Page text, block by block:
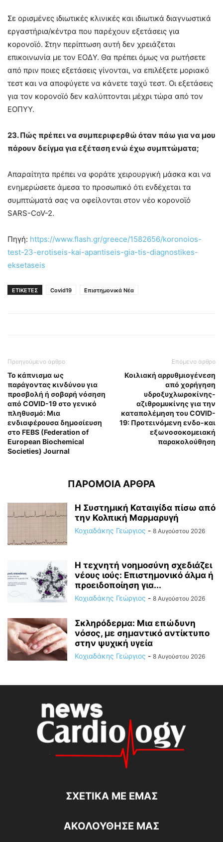
Σε ορισμένες ιδιωτικές κλινικές και ιδιωτικά διαγνωστικά
εργαστήρια/κέντρα που παρέχουν εξετάσεις για
κορονοϊό. Στην περίπτωση αυτή δεν χρειάζεται
επικοινωνία με τον ΕΟΔΥ. Θα πρέπει όμως να ρωτήσετε
από πριν ποιες εξετάσεις γίνονται, να επιλέξετε μοριακό
τεστ και να αποφύγετε να κάνετε ταχύ τεστ. Οι εξετάσεις
για τον κορονοϊό δεν καλύπτονται μέχρι τώρα από τον
ΕΟΠΥΥ.
23. Πώς πρέπει να συμπεριφερθώ όταν πάω για να μου
πάρουν δείγμα για εξέταση ενώ έχω συμπτώματα;
Απαραίτητα πρέπει να φοράτε χειρουργική μάσκα και να
ενημερώσετε άμεσα το προσωπικό ότι ενδέχεται τα
συμπτώματά σας να οφείλονται στον νέο κορονοϊό
SARS-CoV-2.
Πηγή: https://www.flash.gr/greece/1582656/koronoios-
test-23-erotiseis-kai-apantiseis-gia-tis-diagnostikes-
eksetaseis
ΕΤΙΚΕΤΕΣ Covid19 Επιστημονικά Νέα
Προηγούμενο άρθρο
Το κάπνισμα ως
παράγοντας κινδύνου για
προσβολή ή σοβαρή νόσηση
από COVID-19 στο γενικό
πληθυσμό: Μια
ενδιαφέρουσα δημοσίευση
στο FEBS (Federation of
European Biochemical
Societies) Journal
Επόμενο άρθρο
Κοιλιακή αρρυθμιογένεση
από χορήγηση
υδροξυχλωροκίνης-
αζιθρομυκίνης για την
καταπολέμηση του COVID-
19: Προτεινόμενη ενδο-και
εξωνοσοκομειακή
παρακολούθηση
ΠΑΡΟΜΟΙΑ ΑΡΘΡΑ
Η Συστημική Καταιγίδα πίσω από
την Κολπική Μαρμαρυγή
Κοχιαδάκης Γεώργιος - 8 Αυγούστου 2026
Η τεχνητή νοημοσύνη σχεδιάζει
νέους ιούς: Επιστημονικό άλμα ή
προειδοποίηση για...
Κοχιαδάκης Γεώργιος - 8 Αυγούστου 2026
Σκληρόδερμα: Μια επώδυνη
νόσος, με σημαντικό αντίκτυπο
στην ψυχική υγεία
Κοχιαδάκης Γεώργιος - 8 Αυγούστου 2026
ΣΧΕΤΙΚΆ ΜΕ ΕΜΆΣ
ΑΚΟΛΟΥΘΗΣΕ ΜΑΣ